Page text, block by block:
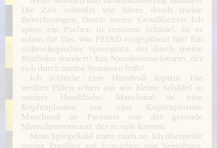
Die Zeit schmilzt wie Säure durch meine
Berechnungen. Durch meine Gewißheiten. Ich
spüre ein Pochen in meinem Schädel. Ist es
schon da? Das, was FEIND eingepflanzt hat? Ein
mikroskopischer Sprengsatz, der durch meine
Blutbahn wandert? Ein Nanobotenschwarm, der
sich durch meine Synapsen frißt?
Ich schlucke eine Handvoll Aspirin. Die
weißen Pillen sehen aus wie kleine Schädel in
meiner Handfläche. Manchmal ist eine
Kopfexplosion nur eine Kopfexplosion.
Manchmal ist Paranoia nur der gesunde
Menschenverstand, der zu spät kommt.
Mein Spiegelbild starrt mich an. Ich überprüfe
meine Pupillen auf Anzeichen von Vergiftung.